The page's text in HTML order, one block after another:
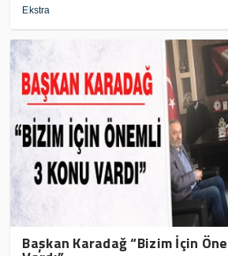
Ekstra
Başkan Karadağ “Bizim İçin